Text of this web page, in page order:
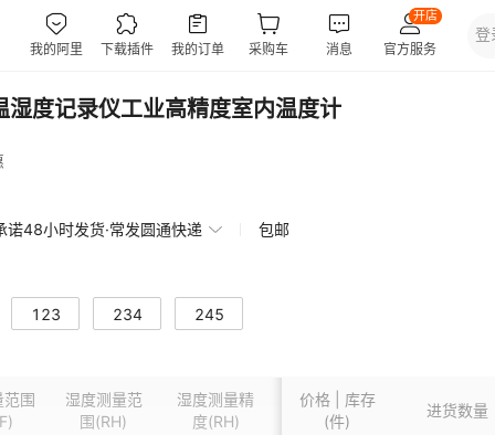
度记录仪工业高精度室内温度计
诺48小时发货·常发圆通快递 包邮
123 234 245
范围
湿度测量范
围(RH)
湿度测量精
度(RH)
温度测量精
度
产品类型
价格 | 库存
(件)
进货数量